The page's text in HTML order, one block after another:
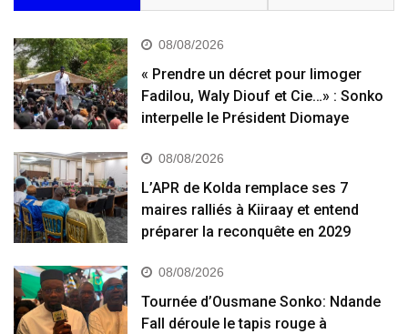
08/08/2026
« Prendre un décret pour limoger
Fadilou, Waly Diouf et Cie…» : Sonko
interpelle le Président Diomaye
08/08/2026
L’APR de Kolda remplace ses 7
maires ralliés à Kiiraay et entend
préparer la reconquête en 2029
08/08/2026
Tournée d’Ousmane Sonko: Ndande
Fall déroule le tapis rouge à